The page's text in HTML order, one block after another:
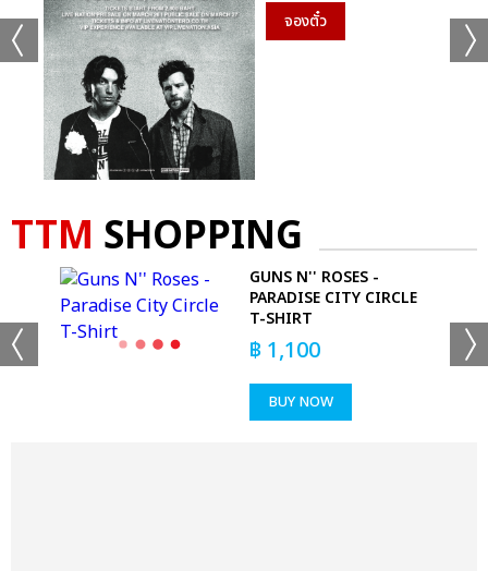
จองตั๋ว
TTM SHOPPING
GUNS N'' ROSES -
PARADISE CITY CIRCLE
T-SHIRT
฿ 1,100
BUY NOW